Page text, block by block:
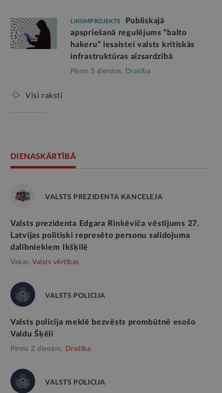
LIKUMPROJEKTS
Publiskajā
apspriešanā regulējums “balto
hakeru” iesaistei valsts kritiskās
infrastruktūras aizsardzībā
Pirms 5 dienām, Drošība
Visi raksti
DIENASKĀRTĪBĀ
VALSTS PREZIDENTA KANCELEJA
Valsts prezidenta Edgara Rinkēviča vēstījums 27.
Latvijas politiski represēto personu salidojuma
dalībniekiem Ikšķilē
Vakar, Valsts vērtības
VALSTS POLICIJA
Valsts policija meklē bezvēsts prombūtnē esošo
Valdu Šķēli
Pirms 2 dienām, Drošība
VALSTS POLICIJA